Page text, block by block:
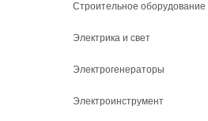
Строительное оборудование
Электрика и свет
Электрогенераторы
Электроинструмент